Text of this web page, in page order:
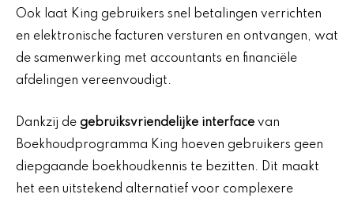
Ook laat King gebruikers snel betalingen verrichten
en elektronische facturen versturen en ontvangen, wat
de samenwerking met accountants en financiële
afdelingen vereenvoudigt.
Dankzij de gebruiksvriendelijke interface van
Boekhoudprogramma King hoeven gebruikers geen
diepgaande boekhoudkennis te bezitten. Dit maakt
het een uitstekend alternatief voor complexere